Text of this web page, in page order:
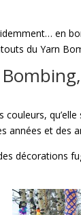
en
du Yarn
couleurs,
années et
décorations